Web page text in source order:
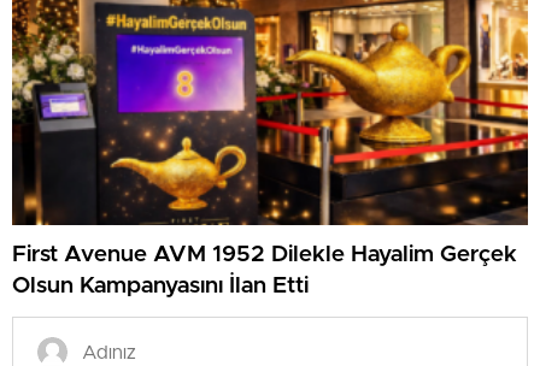
First Avenue AVM 1952 Dilekle Hayalim Gerçek
Olsun Kampanyasını İlan Etti